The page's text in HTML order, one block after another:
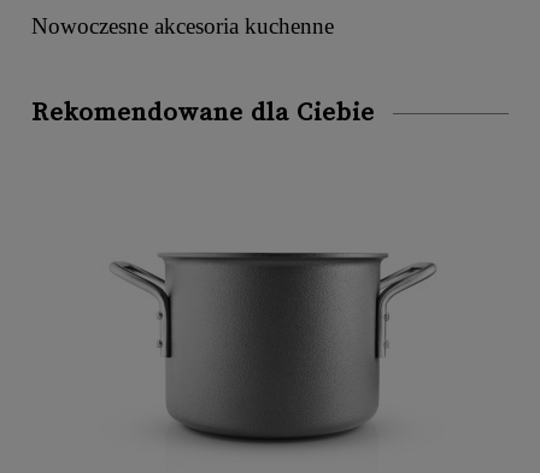
Nowoczesne akcesoria kuchenne
Rekomendowane dla Ciebie